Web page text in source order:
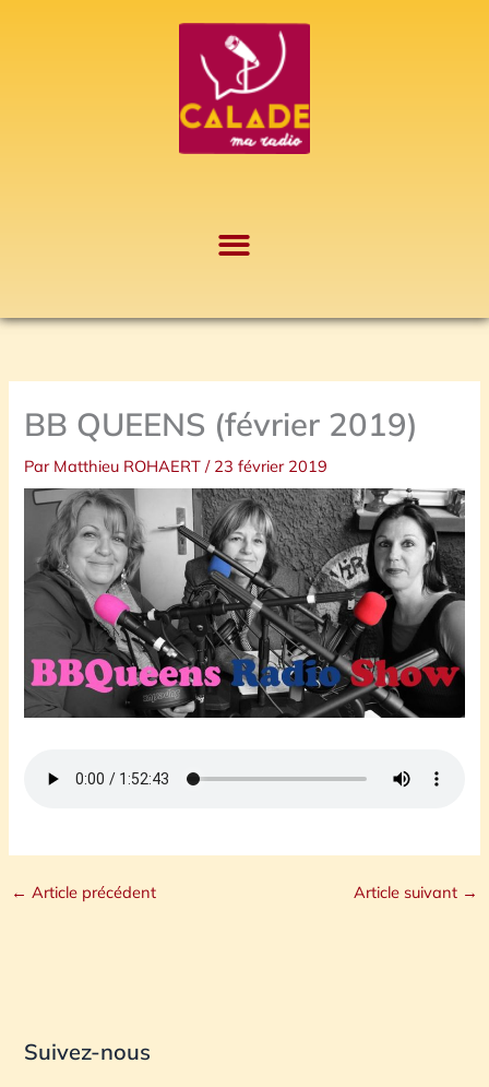
BB QUEENS (février 2019)
Par Matthieu ROHAERT/ 23 février 2019
← Article précédent Article suivant →
Suivez-nous